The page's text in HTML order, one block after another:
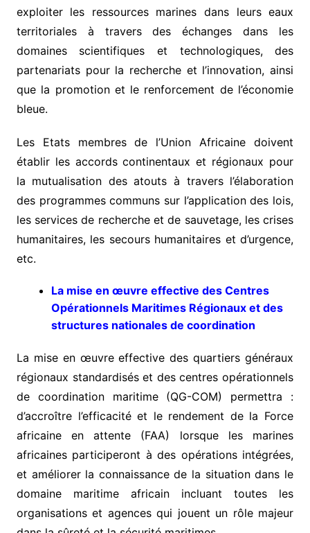
exploiter les ressources marines dans leurs eaux
territoriales à travers des échanges dans les
domaines scientifiques et technologiques, des
partenariats pour la recherche et l’innovation, ainsi
que la promotion et le renforcement de l’économie
bleue.
Les Etats membres de l’Union Africaine doivent
établir les accords continentaux et régionaux pour
la mutualisation des atouts à travers l’élaboration
des programmes communs sur l’application des lois,
les services de recherche et de sauvetage, les crises
humanitaires, les secours humanitaires et d’urgence,
etc.
La mise en œuvre effective des Centres
Opérationnels Maritimes Régionaux et des
structures nationales de coordination
La mise en œuvre effective des quartiers généraux
régionaux standardisés et des centres opérationnels
de coordination maritime (QG-COM) permettra :
d’accroître l’efficacité et le rendement de la Force
africaine en attente (FAA) lorsque les marines
africaines participeront à des opérations intégrées,
et améliorer la connaissance de la situation dans le
domaine maritime africain incluant toutes les
organisations et agences qui jouent un rôle majeur